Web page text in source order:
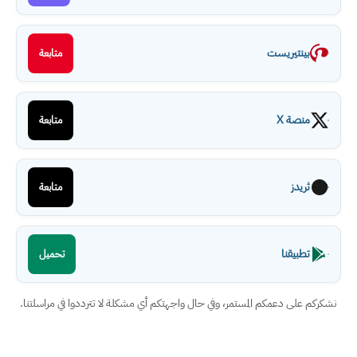
بينتيريست متابعة
منصة X متابعة
ثريدز متابعة
تطبيقنا تحميل
نشكركم على دعمكم المستمر، وفي حال واجهتكم أي مشكلة لا تترددوا في مراسلتنا.